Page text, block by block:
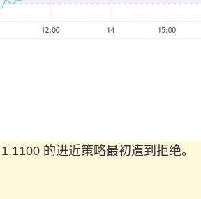
的进近策略最初遭到拒绝。